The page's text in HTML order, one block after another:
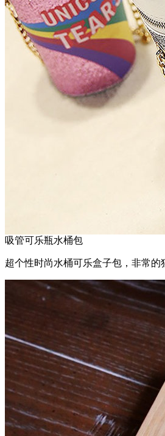
吸管可乐瓶水桶包
超个性时尚水桶可乐盒子包，非常